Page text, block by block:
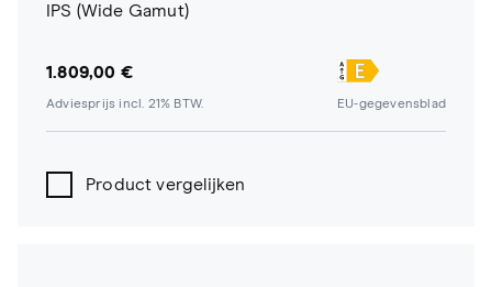
IPS (Wide Gamut)
1.809,00 €
Adviesprijs incl. 21% BTW. EU-gegevensblad
Product vergelijken